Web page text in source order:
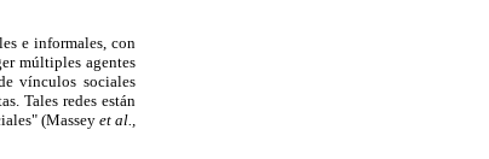
e informales, con
múltiples agentes
vínculos sociales
Tales redes están
(Massey et al.,